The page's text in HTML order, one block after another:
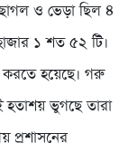
ও ভেড়া ছিল ৪
১ শত ৫২ টি।
করতে হয়েছে। গরু
হতাশয় ভুগছে তারা
প্রশাসনের